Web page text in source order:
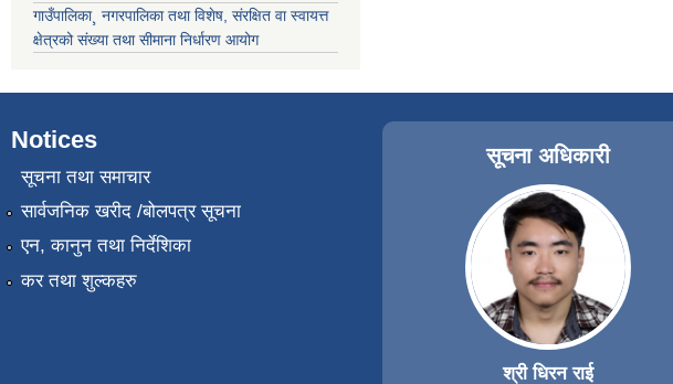
गाउँपालिका¸ नगरपालिका तथा विशेष, संरक्षित वा स्वायत्त
क्षेत्रको संख्या तथा सीमाना निर्धारण आयोग
Notices
सूचना तथा समाचार
सार्वजनिक खरीद /बोलपत्र सूचना
एन, कानुन तथा निर्देशिका
कर तथा शुल्कहरु
सूचना अधिकारी
श्री धिरन राई